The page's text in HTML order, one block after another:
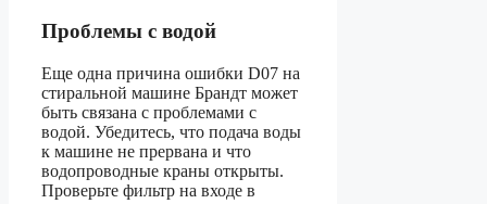
Проблемы с водой
Еще одна причина ошибки D07 на
стиральной машине Брандт может
быть связана с проблемами с
водой. Убедитесь, что подача воды
к машине не прервана и что
водопроводные краны открыты.
Проверьте фильтр на входе в